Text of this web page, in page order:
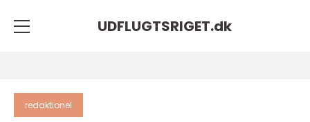
UDFLUGTSRIGET.dk
redaktionel